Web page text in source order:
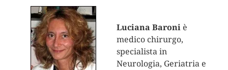
Luciana Baroniè
medico chirurgo,
specialista in
Neurologia, Geriatria e